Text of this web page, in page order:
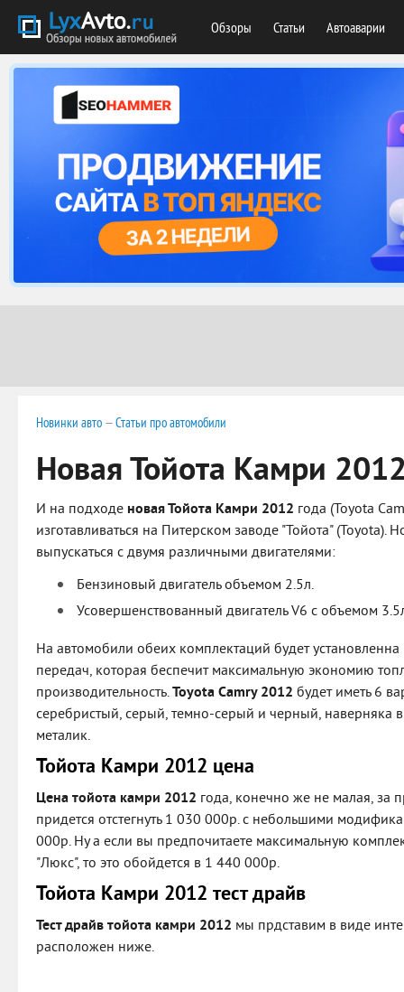
Обзоры Статьи Автоаварии
Новинки авто —Статьи про автомобили
Новая Тойота Камри
И на подходе новая Тойота Камри 2012 года (Toyota
изготавливаться на Питерском заводе "Тойота" (Toyota).
выпускаться с двумя различными двигателями:
Бензиновый двигатель объемом 2.5л.
Усовершенствованный двигатель V6 с объемом
На автомобили обеих комплектаций будет установленна
передач, которая беспечит максимальную экономию
производительность.Toyota Camry 2012 будет иметь 6
серебристый, серый, темно-серый и черный, наверняка
металик.
Тойота Камри 2012 цена
Цена тойота камри 2012 года, конечно же не малая, за
придется отстегнуть 1 030 000р. с небольшими
000р. Ну а если вы предпочитаете максимальную
"Люкс", то это обойдется в 1 440 000р.
Тойота Камри 2012 тест драйв
Тест драйв тойота камри 2012 мы прдставим в виде
расположен ниже.